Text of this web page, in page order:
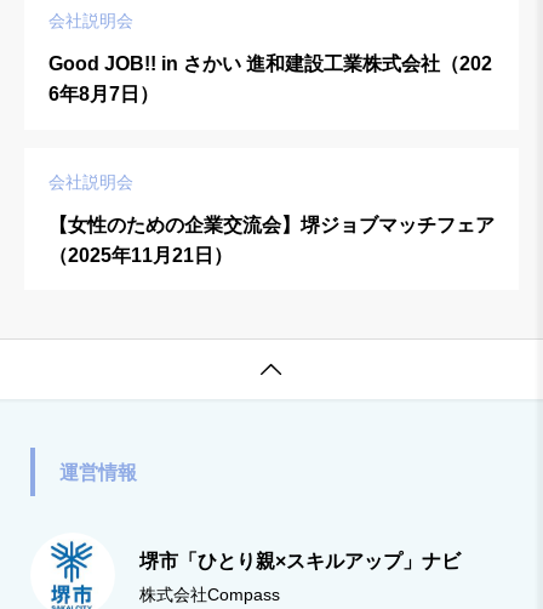
会社説明会
Good JOB!! in さかい 進和建設工業株式会社（202
6年8月7日）
会社説明会
【女性のための企業交流会】堺ジョブマッチフェア
（2025年11月21日）

運営情報
堺市「ひとり親×スキルアップ」ナビ
株式会社Compass